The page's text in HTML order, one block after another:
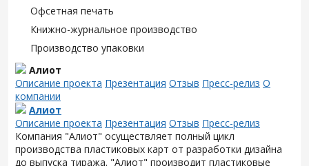
Офсетная печать
Книжно-журнальное производство
Производство упаковки
Алиот
Описание проекта Презентация Отзыв Пресс-релиз О
компании
Алиот
Описание проекта Презентация Отзыв Пресс-релиз
Компания "Алиот" осуществляет полный цикл
производства пластиковых карт от разработки дизайна
до выпуска тиража. "Алиот" производит пластиковые